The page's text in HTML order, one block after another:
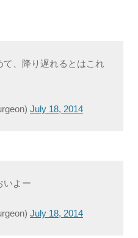
、降り遅れるとはこれ
July 18, 2014
いよー
July 18, 2014